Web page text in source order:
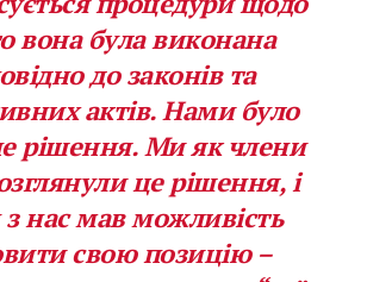
вона була виконана
до законів та
актів. Нами було
рішення. Ми як члени
це рішення, і
нас мав можливість
свою позицію –